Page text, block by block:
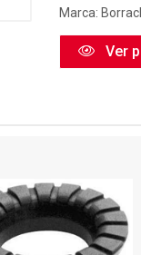
Marca:
Ver